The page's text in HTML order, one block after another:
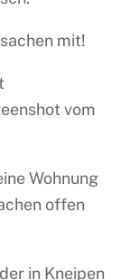
mit!
vom
Wohnung
offen
in Kneipen